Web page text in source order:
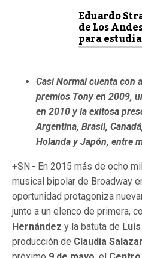
Eduardo
de Los
para
Casi Normal cuenta con
premios Tony en 2009,
en 2010 y la exitosa
Argentina, Brasil,
Holanda y Japón, entre
+SN.- En 2015 más de ocho
musical bipolar de Broadway
oportunidad protagoniza
junto a un elenco de primera,
Hernández y la batuta de
producción de Claudia